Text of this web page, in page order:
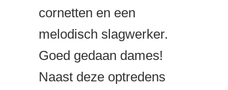
cornetten en een
melodisch slagwerker.
Goed gedaan dames!
Naast deze optredens